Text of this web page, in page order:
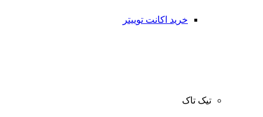
خرید اکانت توییتر
تیک تاک